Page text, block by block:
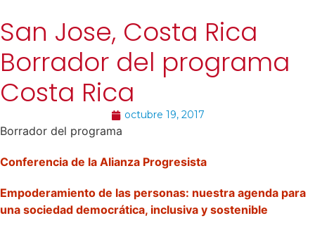
San Jose, Costa Rica
Borrador del programa
Costa Rica
octubre 19, 2017
Borrador del programa
Conferencia de la Alianza Progresista
Empoderamiento de las personas: nuestra agenda para
una sociedad democrática, inclusiva y sostenible